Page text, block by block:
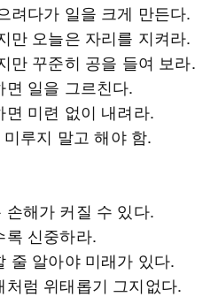
려다가 일을 크게 만든다.
만 오늘은 자리를 지켜라.
만 꾸준히 공을 들여 보라.
일을 그르친다.
미련 없이 내려라.
루지 말고 해야 함.
해가 커질 수 있다.
록 신중하라.
줄 알아야 미래가 있다.
럼 위태롭기 그지없다.